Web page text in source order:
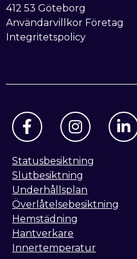
412 53 Göteborg
Användarvillkor Företag
Integritetspolicy
Statusbesiktning
Slutbesiktning
Underhållsplan
Överlåtelsebesiktning
Hemstädning
Hantverkare
Innertemperatur